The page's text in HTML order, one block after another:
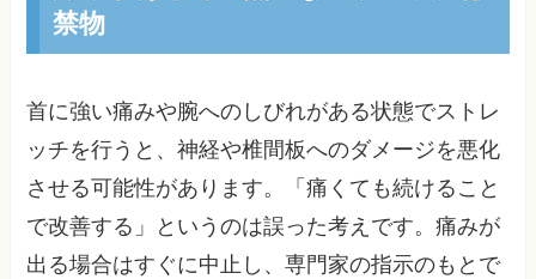
禁物
首に強い痛みや腕へのしびれがある状態でストレ
ッチを行うと、神経や椎間板へのダメージを悪化
させる可能性があります。「痛くても続けること
で改善する」というのは誤った考えです。痛みが
出る場合はすぐに中止し、専門家の指示のもとで